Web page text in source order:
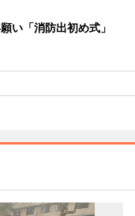
い「消防出初め式」